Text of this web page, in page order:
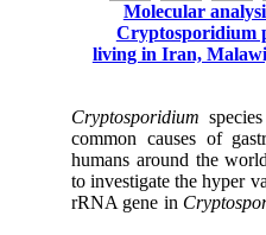
Molecular
living in Iran,
common causes of
humans around the
to investigate the hyper
rRNA gene in